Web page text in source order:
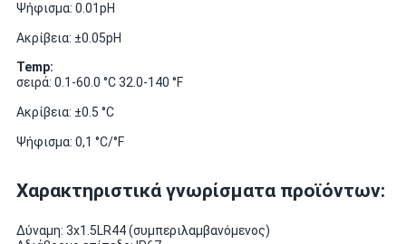
Ψήφισμα: 0.01pH
Ακρίβεια: ±0.05pH
Temp:
σειρά: 0.1-60.0 °C 32.0-140 °F
Ακρίβεια: ±0.5 °C
Ψήφισμα: 0,1 °C/°F
Χαρακτηριστικά γνωρίσματα προϊόντων:
Δύναμη: 3x1.5LR44 (συμπεριλαμβανόμενος)